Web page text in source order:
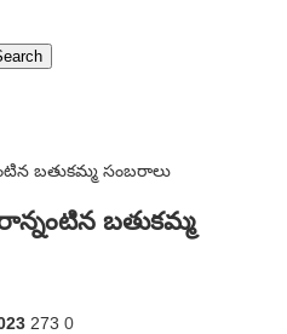
బతుకమ్మ సంబరాలు
బతుకమ్మ
273 0